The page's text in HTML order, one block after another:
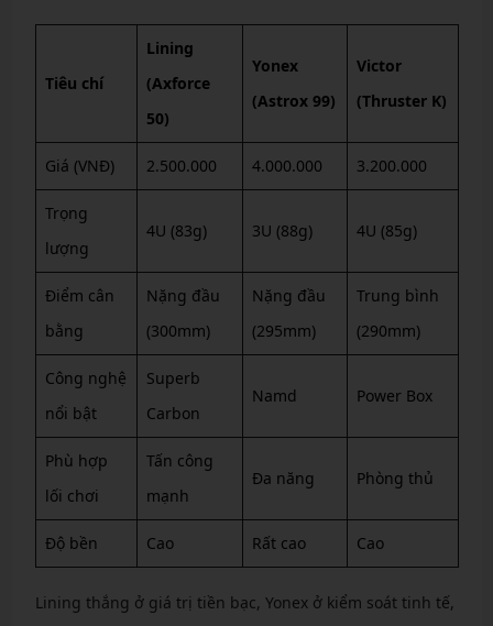
Tiêu chí
Lining
(Axforce
50)
Yonex
(Astrox 99)
Victor
(Thruster K)
Giá (VNĐ) 2.500.000 4.000.000 3.200.000
Trọng
lượng
4U (83g) 3U (88g) 4U (85g)
Điểm cân
bằng
Nặng đầu
(300mm)
Nặng đầu
(295mm)
Trung bình
(290mm)
Công nghệ
nổi bật
Superb
Carbon
Namd Power Box
Phù hợp
lối chơi
Tấn công
mạnh
Đa năng Phòng thủ
Độ bền Cao Rất cao Cao
Lining thắng ở giá trị tiền bạc, Yonex ở kiểm soát tinh tế,